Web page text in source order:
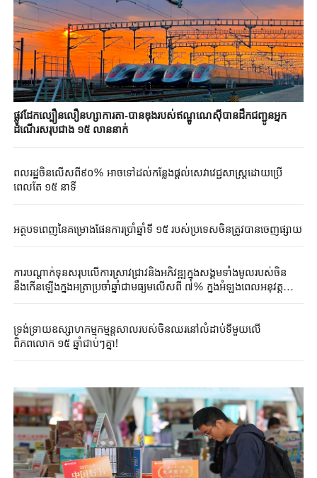
ផ្លូវដែកល្បឿនលឿនហ្សាការតា-បានឌុងរបស់ឥណ្ឌូណេស៊ីបានដឹកជញ្ជូនអ្នក
ដំណើរសរុបជាង ១៥ លាននាក់
ពលរដ្ឋចិនលើសពី៩០% អាចទៅដល់កន្លែងផ្តល់សេវាវេជ្ជសាស្ត្រដោយប្រើ
ពេលតែ ១៥ នាទី
អត្ថបទពេញនៃគម្រោងផែនការប្រាំឆ្នាំទី ១៥ របស់ប្រទេសចិនត្រូវបានចេញផ្សាយ
ការបណ្តាក់​ទុន​សរុបលើការស្រាវជ្រាវនិងអភិវឌ្ឍក្នុង​សង្គម​ទាំង​មូល​របស់ចិន
នឹងកើនឡើងក្នុងអត្រាប្រចាំឆ្នាំជាមធ្យមលើសពី​ ៧% ក្នុងអំឡុងពេលអនុវត្ត​
ទ្រង់ទ្រាយឧស្សាហកម្មកម្មន្តសាលរបស់ចិនឈរនៅលំដាប់ទីមួយលើ
ពិភពលោក ១៥ ឆ្នាំជាប់ៗគ្នា!